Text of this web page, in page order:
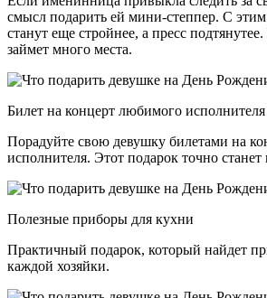
смысл подарить ей мини-степпер. С
станут еще стройнее, а пресс
займет много места.
Билет на концерт любимого исполнителя
Порадуйте свою девушку билетами на
исполнителя. Этот подарок точно
Полезные приборы для кухни
Практичный подарок, который найдет
каждой хозяйки.